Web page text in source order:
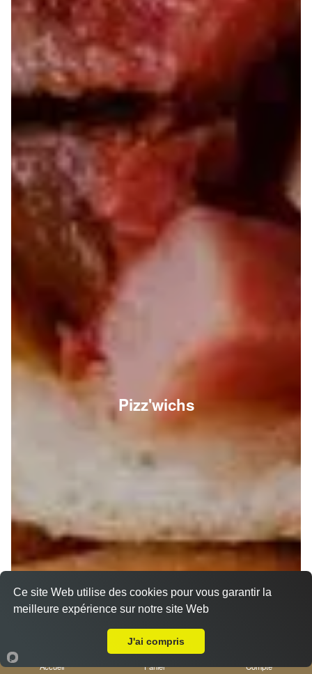
Pizz'wichs
Accueil Panier Compte
Ce site Web utilise des cookies pour vous garantir la
meilleure expérience sur notre site Web
J'ai compris